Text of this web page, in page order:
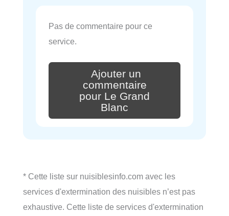
Pas de commentaire pour ce
service.
Ajouter un
commentaire
pour Le Grand
Blanc
* Cette liste sur nuisiblesinfo.com avec les
services d'extermination des nuisibles n’est pas
exhaustive. Cette liste de services d'extermination